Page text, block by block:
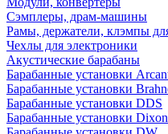
Сэмплеры, драм-машины
Рамы, держатели, клэмпы
Чехлы для электроники
Акустические барабаны
Барабанные установки
Барабанные установки
Барабанные установки DDS
Барабанные установки Dixon